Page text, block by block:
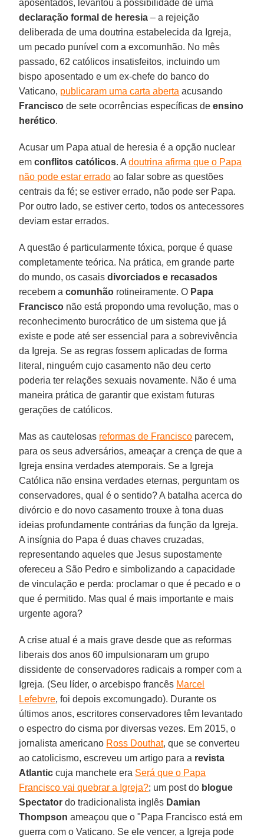
aposentados, levantou a possibilidade de uma
declaração formal de heresia – a rejeição
deliberada de uma doutrina estabelecida da Igreja,
um pecado punível com a excomunhão. No mês
passado, 62 católicos insatisfeitos, incluindo um
bispo aposentado e um ex-chefe do banco do
Vaticano, publicaram uma carta aberta acusando
Francisco de sete ocorrências específicas deensino
herético.
Acusar um Papa atual de heresia é a opção nuclear
emconflitos católicos. Adoutrina afirma que o Papa
não pode estar errado ao falar sobre as questões
centrais da fé; se estiver errado, não pode ser Papa.
Por outro lado, se estiver certo, todos os antecessores
deviam estar errados.
A questão é particularmente tóxica, porque é quase
completamente teórica. Na prática, em grande parte
do mundo, os casaisdivorciados e recasados
recebem acomunhão rotineiramente. O Papa
Francisco não está propondo uma revolução, mas o
reconhecimento burocrático de um sistema que já
existe e pode até ser essencial para a sobrevivência
da Igreja. Se as regras fossem aplicadas de forma
literal, ninguém cujo casamento não deu certo
poderia ter relações sexuais novamente. Não é uma
maneira prática de garantir que existam futuras
gerações de católicos.
Mas as cautelosas reformas de Francisco parecem,
para os seus adversários, ameaçar a crença de que a
Igreja ensina verdades atemporais. Se a Igreja
Católica não ensina verdades eternas, perguntam os
conservadores, qual é o sentido? A batalha acerca do
divórcio e do novo casamento trouxe à tona duas
ideias profundamente contrárias da função da Igreja.
A insígnia do Papa é duas chaves cruzadas,
representando aqueles que Jesus supostamente
ofereceu a São Pedro e simbolizando a capacidade
de vinculação e perda: proclamar o que é pecado e o
que é permitido. Mas qual é mais importante e mais
urgente agora?
A crise atual é a mais grave desde que as reformas
liberais dos anos 60 impulsionaram um grupo
dissidente de conservadores radicais a romper com a
Igreja. (Seu líder, o arcebispo francês Marcel
Lefebvre, foi depois excomungado). Durante os
últimos anos, escritores conservadores têm levantado
o espectro do cisma por diversas vezes. Em 2015, o
jornalista americano Ross Douthat, que se converteu
ao catolicismo, escreveu um artigo para a revista
Atlantic cuja manchete era Será que o Papa
Francisco vai quebrar a Igreja?; um post do blogue
Spectator do tradicionalista inglês Damian
Thompson ameaçou que o "Papa Francisco está em
guerra com o Vaticano. Se ele vencer, a Igreja pode